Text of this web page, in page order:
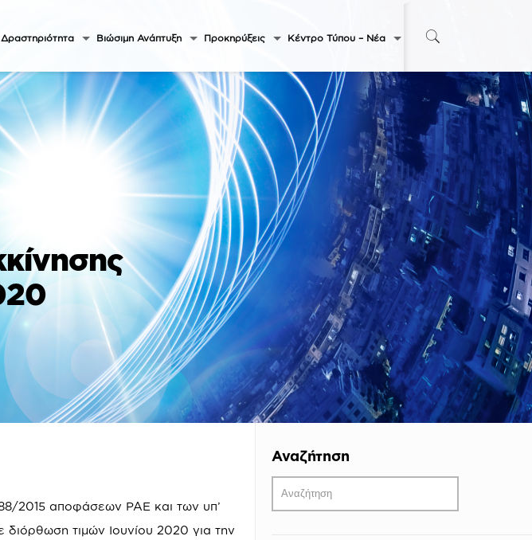
Δραστηριότητα Βιώσιμη Ανάπτυξη Προκηρύξεις Κέντρο Τύπου – Νέα
2015 αποφάσεων ΡΑΕ και των υπ’
τιμών Ιουνίου 2020 για την
Αναζήτηση